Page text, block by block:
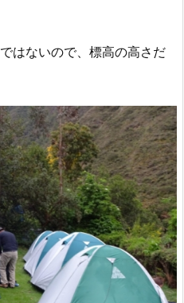
はないので、標高の高さだ